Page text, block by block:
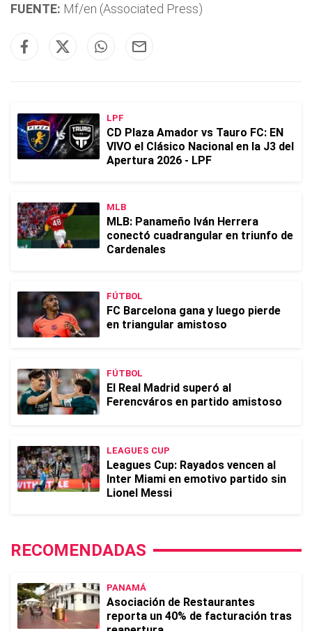
FUENTE: Mf/en (Associated Press)
LPF
CD Plaza Amador vs Tauro FC: EN
VIVO el Clásico Nacional en la J3 del
Apertura 2026 - LPF
MLB
MLB: Panameño Iván Herrera
conectó cuadrangular en triunfo de
Cardenales
FÚTBOL
FC Barcelona gana y luego pierde
en triangular amistoso
FÚTBOL
El Real Madrid superó al
Ferencváros en partido amistoso
LEAGUES CUP
Leagues Cup: Rayados vencen al
Inter Miami en emotivo partido sin
Lionel Messi
RECOMENDADAS
PANAMÁ
Asociación de Restaurantes
reporta un 40% de facturación tras